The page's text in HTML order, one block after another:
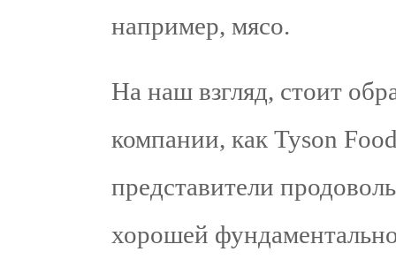
например, мясо.
На наш взгляд, стоит
компании, как Tyson
представители
хорошей